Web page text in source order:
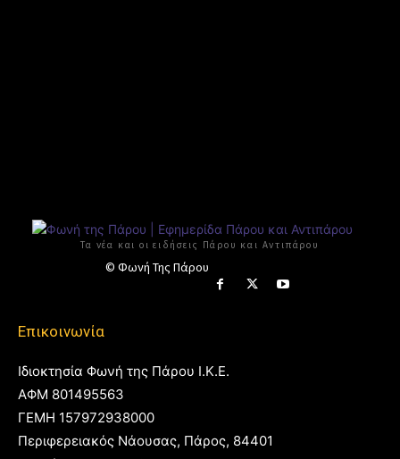
Τα νέα και οι ειδήσεις Πάρου και Αντιπάρου
© Φωνή Της Πάρου
Επικοινωνία
Ιδιοκτησία Φωνή της Πάρου Ι.Κ.Ε.
ΑΦΜ 801495563
ΓΕΜΗ 157972938000
Περιφερειακός Νάουσας, Πάρος, 84401